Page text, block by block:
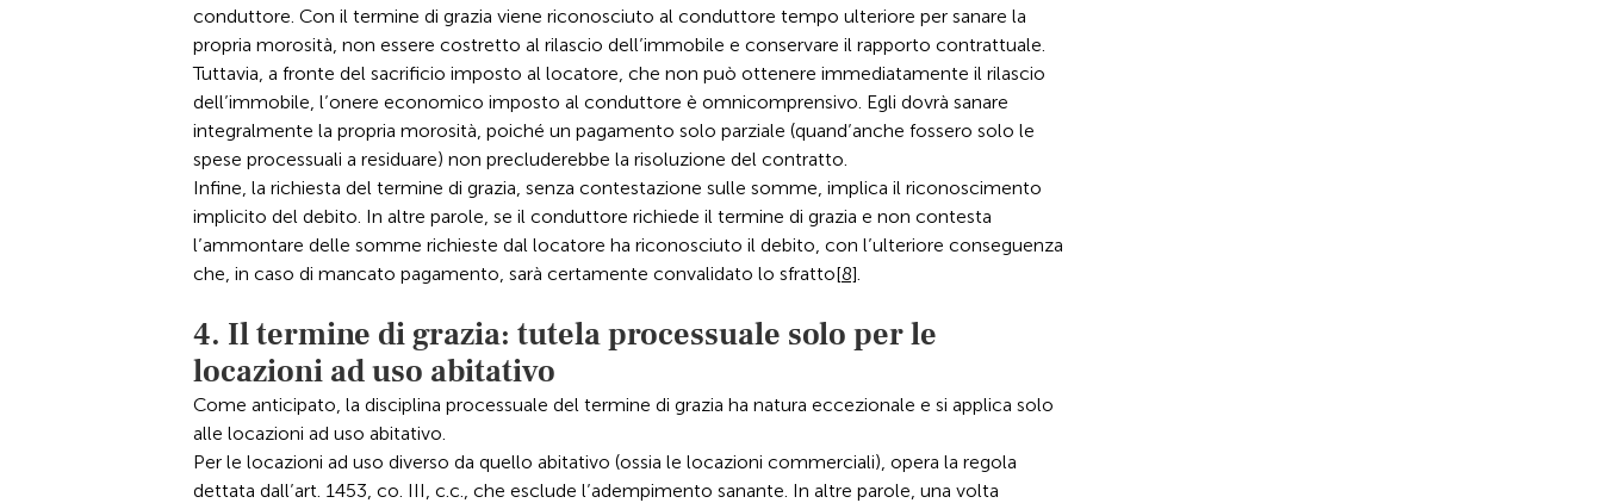
conduttore. Con il termine di grazia viene riconosciuto al conduttore tempo ulteriore per sanare la
propria morosità, non essere costretto al rilascio dell’immobile e conservare il rapporto contrattuale.
Tuttavia, a fronte del sacrificio imposto al locatore, che non può ottenere immediatamente il rilascio
dell’immobile, l’onere economico imposto al conduttore è omnicomprensivo. Egli dovrà sanare
integralmente la propria morosità, poiché un pagamento solo parziale (quand’anche fossero solo le
spese processuali a residuare) non precluderebbe la risoluzione del contratto.
Infine, la richiesta del termine di grazia, senza contestazione sulle somme, implica il riconoscimento
implicito del debito. In altre parole, se il conduttore richiede il termine di grazia e non contesta
l’ammontare delle somme richieste dal locatore ha riconosciuto il debito, con l’ulteriore conseguenza
che, in caso di mancato pagamento, sarà certamente convalidato lo sfratto[8].
4. Il termine di grazia: tutela processuale solo per le
locazioni ad uso abitativo
Come anticipato, la disciplina processuale del termine di grazia ha natura eccezionale e si applica solo
alle locazioni ad uso abitativo.
Per le locazioni ad uso diverso da quello abitativo (ossia le locazioni commerciali), opera la regola
dettata dall’art. 1453, co. III, c.c., che esclude l’adempimento sanante. In altre parole, una volta